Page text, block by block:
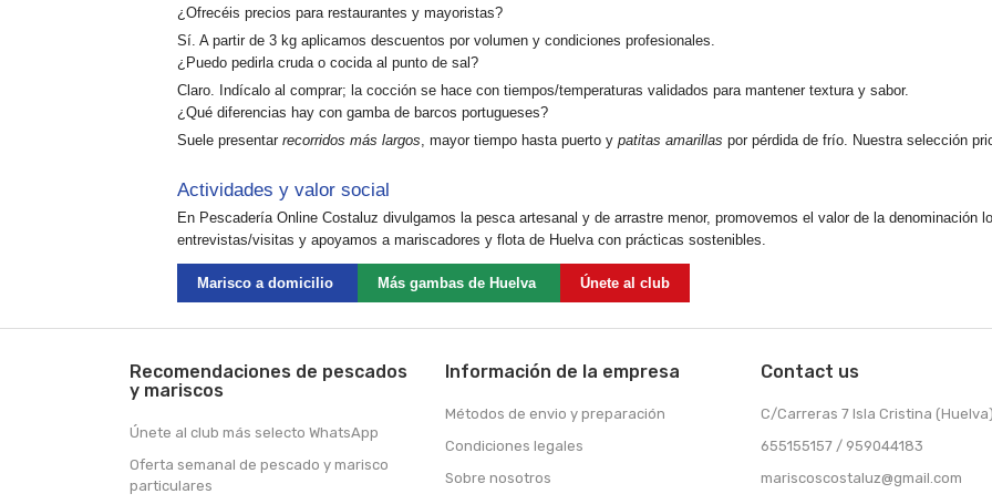
¿Ofrecéis precios para restaurantes y mayoristas?
Sí. A partir de 3 kg aplicamos descuentos por volumen y condiciones profesionales.
¿Puedo pedirla cruda o cocida al punto de sal?
Claro. Indícalo al comprar; la cocción se hace con tiempos/temperaturas validados para mantener textura y sabor.
¿Qué diferencias hay con gamba de barcos portugueses?
Suele presentar recorridos más largos, mayor tiempo hasta puerto y patitas amarillas por pérdida de frío. Nuestra selección
Actividades y valor social
En Pescadería Online Costaluz divulgamos la pesca artesanal y de arrastre menor, promovemos el valor de la denominación
entrevistas/visitas y apoyamos a mariscadores y flota de Huelva con prácticas sostenibles.
Marisco a domicilio Más gambas de Huelva Únete al club
Recomendaciones de pescados
y mariscos
Únete al club más selecto WhatsApp
Oferta semanal de pescado y marisco
particulares
Información de la empresa
Métodos de envio y preparación
Condiciones legales
Sobre nosotros
Contact us
C/Carreras 7 Isla Cristina (Huelva)
655155157 / 959044183
mariscoscostaluz@gmail.com